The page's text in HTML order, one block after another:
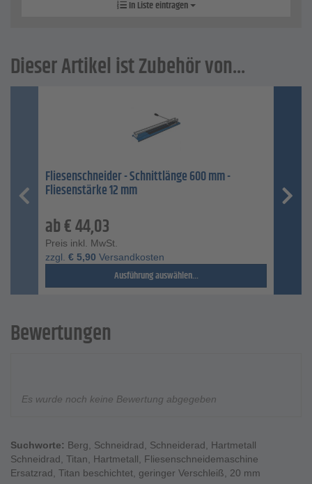
In Liste eintragen
Dieser Artikel ist Zubehör von...
Fliesenschneider - Schnittlänge 600 mm -
Fliesenstärke 12 mm
ab€44,03
Preis inkl. MwSt.
zzgl. € 5,90 Versandkosten
Ausführung auswählen...
Bewertungen
Es wurde noch keine Bewertung abgegeben
Suchworte: Berg, Schneidrad, Schneiderad, Hartmetall
Schneidrad, Titan, Hartmetall, Fliesenschneidemaschine
Ersatzrad, Titan beschichtet, geringer Verschleiß, 20 mm